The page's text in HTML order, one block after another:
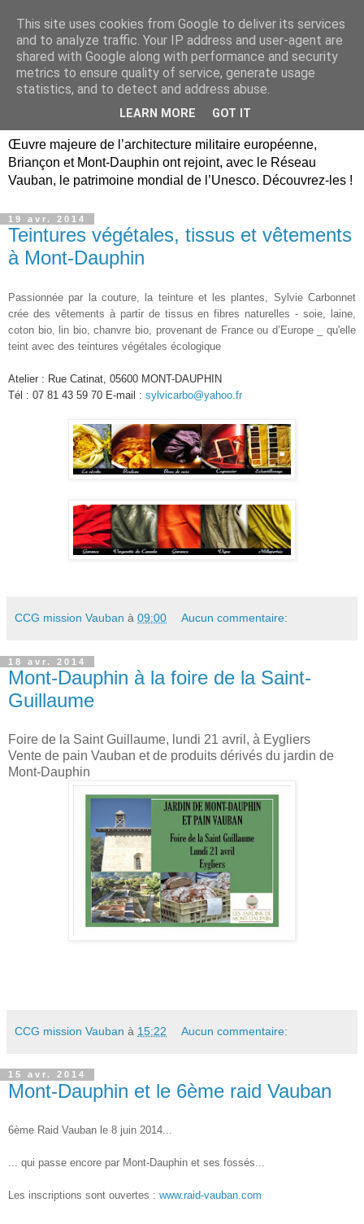
Briançon, Mont-Dauphin,
Vauban Unesco Hautes-
Œuvre majeure de l’architecture militaire européenne,
Briançon et Mont-Dauphin ont rejoint, avec le Réseau
Vauban, le patrimoine mondial de l’Unesco. Découvrez-les !
19 avr. 2014
Teintures végétales, tissus et vêtements
à Mont-Dauphin
Passionnée par la couture, la teinture et les plantes, Sylvie Carbonnet
crée des vêtements à partir de tissus en fibres naturelles - soie, laine,
coton bio, lin bio, chanvre bio, provenant de France ou d’Europe _ qu'elle
teint avec des teintures végétales écologique
Atelier : Rue Catinat, 05600 MONT-DAUPHIN
Tél : 07 81 43 59 70 E-mail : sylvicarbo@yahoo.fr
CCG mission Vauban à 09:00 Aucun commentaire:
18 avr. 2014
Mont-Dauphin à la foire de la Saint-
Guillaume
Foire de la Saint Guillaume, lundi 21 avril, à Eygliers
Vente de pain Vauban et de produits dérivés du jardin de
Mont-Dauphin
CCG mission Vauban à 15:22 Aucun commentaire:
15 avr. 2014
Mont-Dauphin et le 6ème raid Vauban
6ème Raid Vauban le 8 juin 2014...
... qui passe encore par Mont-Dauphin et ses fossés...
Les inscriptions sont ouvertes : www.raid-vauban.com
This site uses cookies from Google to deliver its services
and to analyze traffic. Your IP address and user-agent are
shared with Google along with performance and security
metrics to ensure quality of service, generate usage
statistics, and to detect and address abuse.
LEARN MORE GOT IT